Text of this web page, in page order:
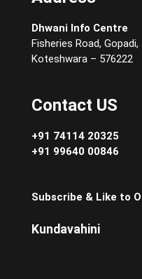
Dhwani Info Centre
Fisheries Road, Gopadi,
Koteshwara – 576222
Contact US
+91 74114 20325
+91 99640 00846
Subscribe & Like to
Kundavahini